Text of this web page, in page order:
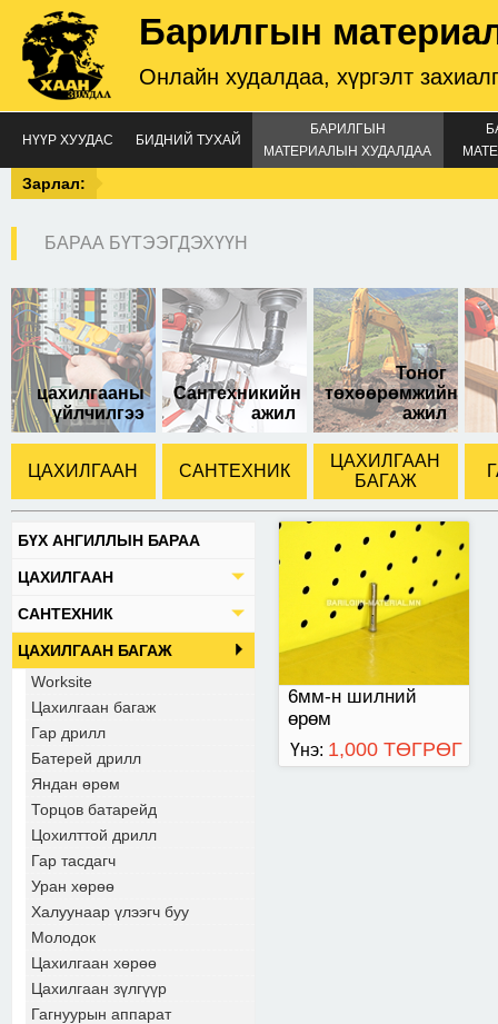
Барилгын
Онлайн худалдаа, хүргэлт
НҮҮР ХУУДАС БИДНИЙ ТУХАЙ
БАРИЛГЫН
МАТЕРИАЛЫН ХУДАЛДАА
Зарлал:
БАРАА БҮТЭЭГДЭХҮҮН
цахилгааны
үйлчилгээ
Сантехникийн
ажил
Тоног
төхөөрөмжийн
ажил
ЦАХИЛГААН САНТЕХНИК
ЦАХИЛГААН
БАГАЖ
БҮХ АНГИЛЛЫН БАРАА
ЦАХИЛГААН
САНТЕХНИК
ЦАХИЛГААН БАГАЖ
Worksite
Цахилгаан багаж
Гар дрилл
Батерей дрилл
Яндан өрөм
Торцов батарейд
Цохилттой дрилл
Гар тасдагч
Уран хөрөө
Халуунаар үлээгч буу
Молодок
Цахилгаан хөрөө
Цахилгаан зүлгүүр
Гагнуурын аппарат
6мм-н шилний
өрөм
6мм-н шилний өрөм
Үнэ: 1,000 ТӨГРӨГ